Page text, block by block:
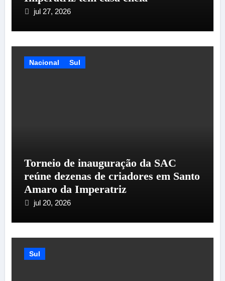
jul 27, 2026
Nacional Sul
Torneio de inauguração da SAC
reúne dezenas de criadores em Santo
Amaro da Imperatriz
jul 20, 2026
Sul